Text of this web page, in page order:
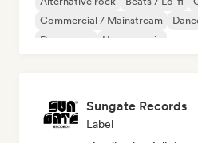
Commercial / Mainstream
Dream pop
House music
Sungate Records
Label